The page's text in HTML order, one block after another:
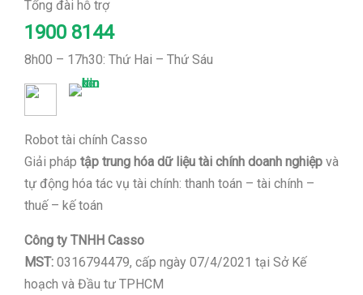
Tổng đài hỗ trợ
1900 8144
8h00 – 17h30: Thứ Hai – Thứ Sáu
Robot tài chính Casso
Giải pháp tập trung hóa dữ liệu tài chính doanh nghiệp và
tự động hóa tác vụ tài chính: thanh toán – tài chính –
thuế – kế toán
Công ty TNHH Casso
MST: 0316794479, cấp ngày 07/4/2021 tại Sở Kế
hoạch và Đầu tư TPHCM